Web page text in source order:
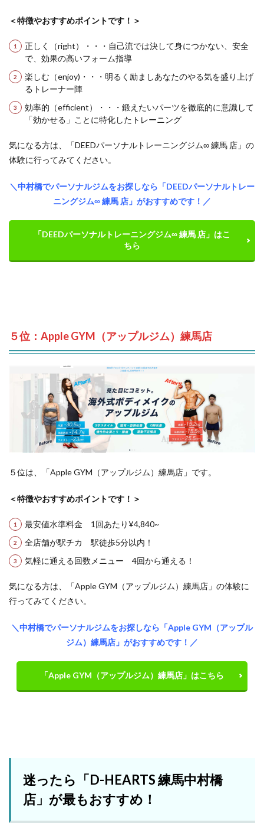
＜特徴やおすすめポイントです！＞
正しく（right）
・・・自己流では決して身につかない、安全
で、効果の高いフォーム指導
楽しむ（enjoy) ・・・明るく励ましあなたのやる気を盛り上げ
るトレーナー陣
効率的（efficient）
・・・鍛えたいパーツを徹底的に意識して
「効かせる」ことに特化したトレーニング
気になる方は、「DEEDパーソナルトレーニングジム∞ 練馬 店」の
体験に行ってみてください。
＼中村橋でパーソナルジムをお探しなら「DEEDパーソナルトレー
ニングジム∞ 練馬 店」がおすすめです！／
「DEEDパーソナルトレーニングジム∞ 練馬 店」はこ
ちら
５位：Apple GYM（アップルジム）練馬店
５位は、「Apple GYM（アップルジム）練馬店」です。
＜特徴やおすすめポイントです！＞
最安値水準料金 1回あたり¥4,840~
全店舗が駅チカ 駅徒歩5分以内！
気軽に通える回数メニュー 4回から通える！
気になる方は、「Apple GYM（アップルジム）練馬店」の体験に
行ってみてください。
＼中村橋でパーソナルジムをお探しなら「Apple GYM（アップル
ジム）練馬店」がおすすめです！／
「Apple GYM（アップルジム）練馬店」はこちら
迷ったら「D-HEARTS 練馬中村橋
店」が最もおすすめ！